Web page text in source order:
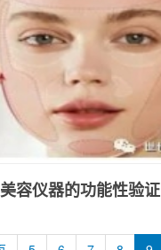
美容仪器的功能性验证